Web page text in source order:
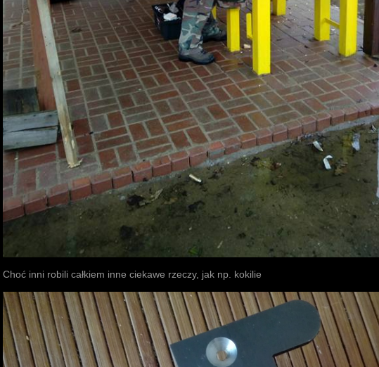
Choć inni robili całkiem inne ciekawe rzeczy, jak np. kokilie